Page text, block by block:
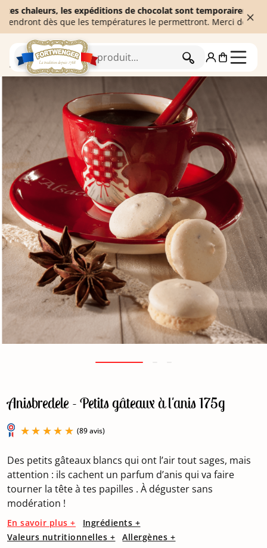
les expéditions de chocolat sont temporairement
dès que les températures le permettront. Merci de votre
RECHERCHER
Accueil Biscuiterie
Anisbredele - Petits gâteaux à l'anis 175g
Des petits gâteaux blancs qui ont l’air tout sages, mais
attention : ils cachent un parfum d’anis qui va faire
tourner la tête à tes papilles . À déguster sans
modération !
En savoir plus +
Ingrédients +
Valeurs nutritionnelles +
Allergènes +